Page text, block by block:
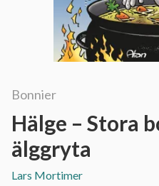
Bonnier
Hälge – Stora
älggryta
Lars Mortimer